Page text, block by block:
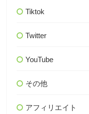
Tiktok
Twitter
YouTube
その他
アフィリエイト